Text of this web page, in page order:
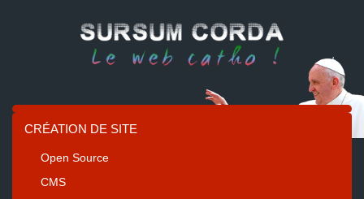
CRÉATION DE SITE
Open Source
CMS